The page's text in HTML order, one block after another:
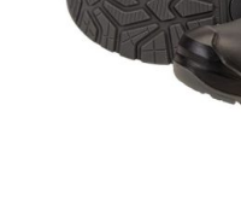
στη
σελίδα